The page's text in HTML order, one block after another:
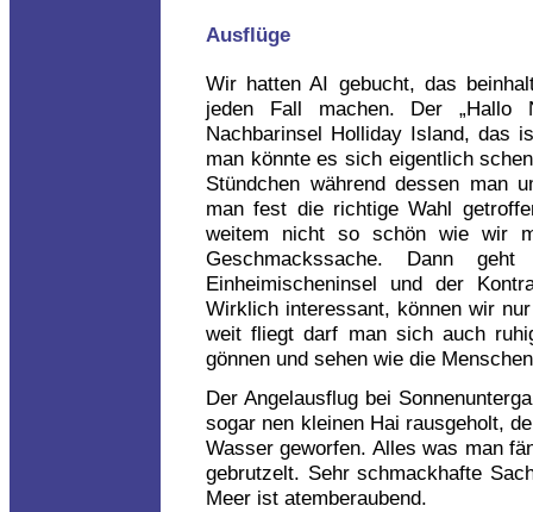
Ausflüge
Wir hatten AI gebucht, das
jeden Fall machen. Der „Hallo
Nachbarinsel Holliday Island, das
man könnte es sich eigentlich
Stündchen während dessen man
man fest die richtige Wahl
weitem nicht so schön wie wir
Geschmackssache. Dann
Einheimischeninsel und der
Wirklich interessant, können wir
weit fliegt darf man sich auch
gönnen und sehen wie die
Der Angelausflug bei
sogar nen kleinen Hai rausgeholt,
Wasser geworfen. Alles was man
gebrutzelt. Sehr schmackhafte
Meer ist atemberaubend.